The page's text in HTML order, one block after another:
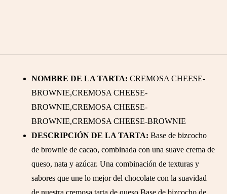
NOMBRE DE LA TARTA: CREMOSA CHEESE-
BROWNIE,CREMOSA CHEESE-
BROWNIE,CREMOSA CHEESE-
BROWNIE,CREMOSA CHEESE-BROWNIE
DESCRIPCIÓN DE LA TARTA: Base de bizcocho
de brownie de cacao, combinada con una suave crema de
queso, nata y azúcar. Una combinación de texturas y
sabores que une lo mejor del chocolate con la suavidad
de nuestra cremosa tarta de queso,Base de bizcocho de